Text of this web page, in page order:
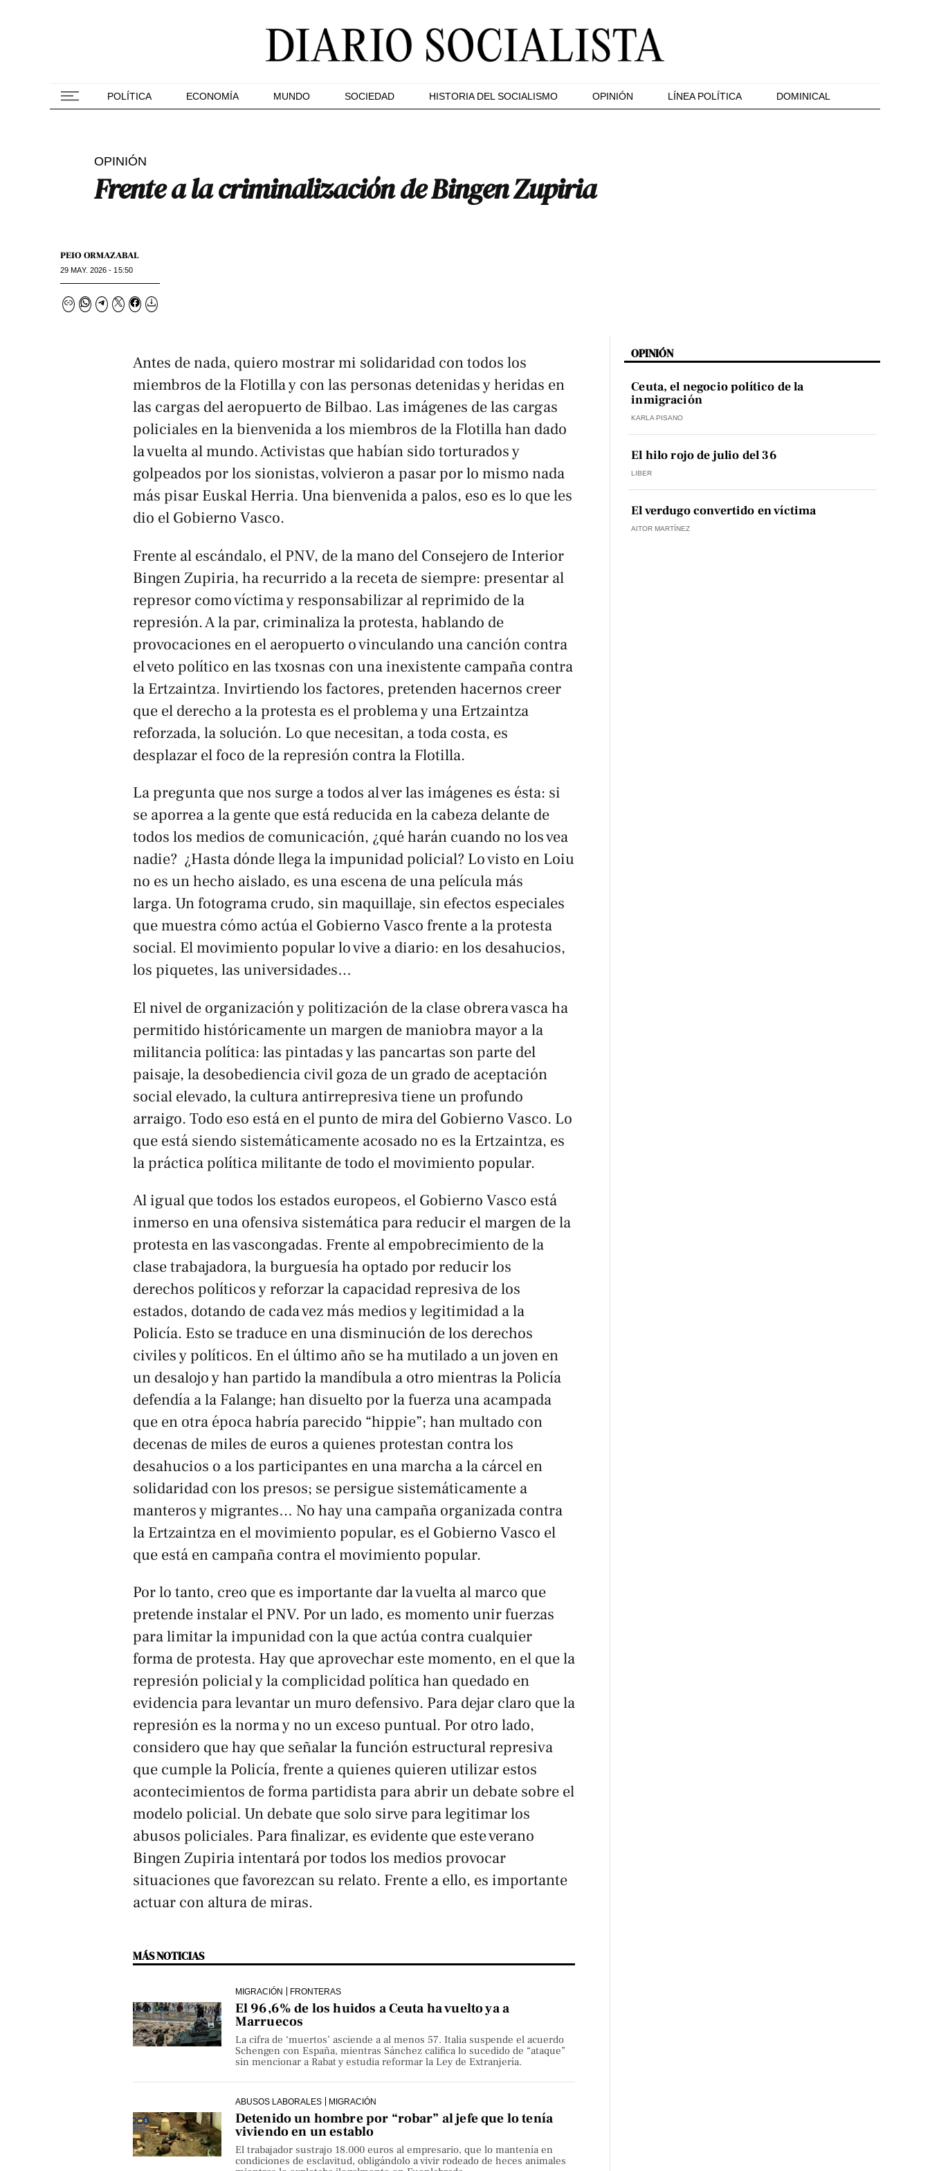
POLÍTICA ECONOMÍA MUNDO SOCIEDAD HISTORIA DEL SOCIALISMO OPINIÓN LÍNEA POLÍTICA DOMINICAL
OPINIÓN
Frente a la criminalización de Bingen Zupiria
PEIO ORMAZABAL
29 MAY. 2026 - 15:50
Antes de nada, quiero mostrar mi solidaridad con todos los
miembros de la Flotilla y con las personas detenidas y heridas en
las cargas del aeropuerto de Bilbao. Las imágenes de las cargas
policiales en la bienvenida a los miembros de la Flotilla han dado
la vuelta al mundo. Activistas que habían sido torturados y
golpeados por los sionistas, volvieron a pasar por lo mismo nada
más pisar Euskal Herria. Una bienvenida a palos, eso es lo que les
dio el Gobierno Vasco.
Frente al escándalo, el PNV, de la mano del Consejero de Interior
Bingen Zupiria, ha recurrido a la receta de siempre: presentar al
represor como víctima y responsabilizar al reprimido de la
represión. A la par, criminaliza la protesta, hablando de
provocaciones en el aeropuerto o vinculando una canción contra
el veto político en las txosnas con una inexistente campaña contra
la Ertzaintza. Invirtiendo los factores, pretenden hacernos creer
que el derecho a la protesta es el problema y una Ertzaintza
reforzada, la solución. Lo que necesitan, a toda costa, es
desplazar el foco de la represión contra la Flotilla.
La pregunta que nos surge a todos al ver las imágenes es ésta: si
se aporrea a la gente que está reducida en la cabeza delante de
todos los medios de comunicación, ¿qué harán cuando no los vea
nadie? ¿Hasta dónde llega la impunidad policial? Lo visto en Loiu
no es un hecho aislado, es una escena de una película más
larga. Un fotograma crudo, sin maquillaje, sin efectos especiales
que muestra cómo actúa el Gobierno Vasco frente a la protesta
social. El movimiento popular lo vive a diario: en los desahucios,
los piquetes, las universidades…
El nivel de organización y politización de la clase obrera vasca ha
permitido históricamente un margen de maniobra mayor a la
militancia política: las pintadas y las pancartas son parte del
paisaje, la desobediencia civil goza de un grado de aceptación
social elevado, la cultura antirrepresiva tiene un profundo
arraigo. Todo eso está en el punto de mira del Gobierno Vasco. Lo
que está siendo sistemáticamente acosado no es la Ertzaintza, es
la práctica política militante de todo el movimiento popular.
Al igual que todos los estados europeos, el Gobierno Vasco está
inmerso en una ofensiva sistemática para reducir el margen de la
protesta en las vascongadas. Frente al empobrecimiento de la
clase trabajadora, la burguesía ha optado por reducir los
derechos políticos y reforzar la capacidad represiva de los
estados, dotando de cada vez más medios y legitimidad a la
Policía. Esto se traduce en una disminución de los derechos
civiles y políticos. En el último año se ha mutilado a un joven en
un desalojo y han partido la mandíbula a otro mientras la Policía
defendía a la Falange; han disuelto por la fuerza una acampada
que en otra época habría parecido “hippie”; han multado con
decenas de miles de euros a quienes protestan contra los
desahucios o a los participantes en una marcha a la cárcel en
solidaridad con los presos; se persigue sistemáticamente a
manteros y migrantes… No hay una campaña organizada contra
la Ertzaintza en el movimiento popular, es el Gobierno Vasco el
que está en campaña contra el movimiento popular.
Por lo tanto, creo que es importante dar la vuelta al marco que
pretende instalar el PNV. Por un lado, es momento unir fuerzas
para limitar la impunidad con la que actúa contra cualquier
forma de protesta. Hay que aprovechar este momento, en el que la
represión policial y la complicidad política han quedado en
evidencia para levantar un muro defensivo. Para dejar claro que la
represión es la norma y no un exceso puntual. Por otro lado,
considero que hay que señalar la función estructural represiva
que cumple la Policía, frente a quienes quieren utilizar estos
acontecimientos de forma partidista para abrir un debate sobre el
modelo policial. Un debate que solo sirve para legitimar los
abusos policiales. Para finalizar, es evidente que este verano
Bingen Zupiria intentará por todos los medios provocar
situaciones que favorezcan su relato. Frente a ello, es importante
actuar con altura de miras.
MÁS NOTICIAS
MIGRACIÓN FRONTERAS
El 96,6% de los huidos a Ceuta ha vuelto ya a
Marruecos
La cifra de ‘muertos’ asciende a al menos 57. Italia suspende el acuerdo
Schengen con España, mientras Sánchez califica lo sucedido de “ataque”
sin mencionar a Rabat y estudia reformar la Ley de Extranjería.
ABUSOS LABORALES MIGRACIÓN
Detenido un hombre por “robar” al jefe que lo tenía
viviendo en un establo
El trabajador sustrajo 18.000 euros al empresario, que lo mantenía en
condiciones de esclavitud, obligándolo a vivir rodeado de heces animales
OPINIÓN
Ceuta, el negocio político de la
inmigración
KARLA PISANO
El hilo rojo de julio del 36
LIBER
El verdugo convertido en víctima
AITOR MARTÍNEZ